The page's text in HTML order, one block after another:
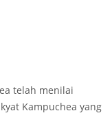
telah menilai
Kampuchea yang